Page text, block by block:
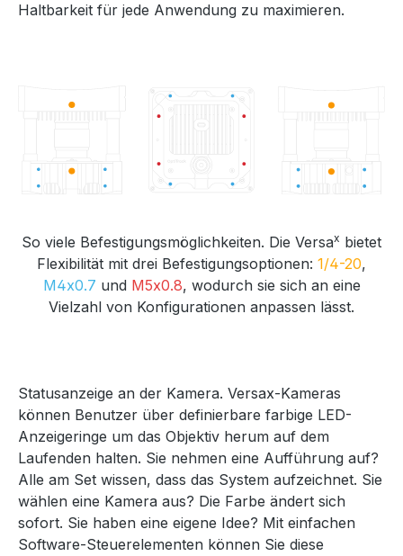
Haltbarkeit für jede Anwendung zu maximieren.
So viele Befestigungsmöglichkeiten. Die Versax bietet
Flexibilität mit drei Befestigungsoptionen: 1/4-20,
M4x0.7 und M5x0.8, wodurch sie sich an eine
Vielzahl von Konfigurationen anpassen lässt.
Statusanzeige an der Kamera. Versax-Kameras
können Benutzer über definierbare farbige LED-
Anzeigeringe um das Objektiv herum auf dem
Laufenden halten. Sie nehmen eine Aufführung auf?
Alle am Set wissen, dass das System aufzeichnet. Sie
wählen eine Kamera aus? Die Farbe ändert sich
sofort. Sie haben eine eigene Idee? Mit einfachen
Software-Steuerelementen können Sie diese